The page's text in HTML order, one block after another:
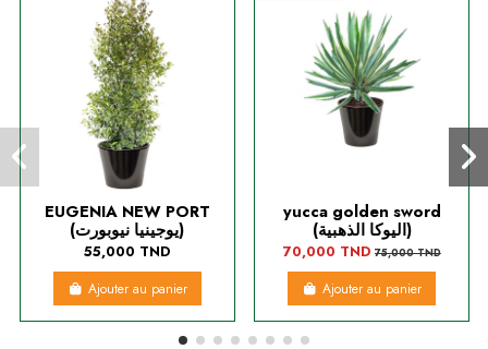
EUGENIA NEW PORT
(يوجينيا نيوبورت)
55,000 TND
Ajouter au panier
yucca golden sword
(اليوكا الذهبية)
70,000 TND 75,000 TND
Ajouter au panier